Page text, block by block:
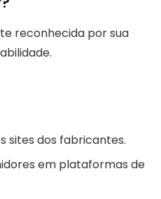
reconhecida por sua
sites dos fabricantes.
em plataformas de